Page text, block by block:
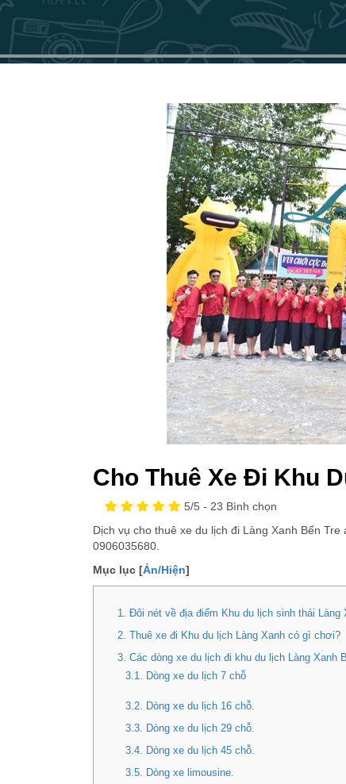
Cho Thuê Xe Đi Khu
5/5 - 23 Bình chọn
Dịch vụ cho thuê xe du lịch đi Làng Xanh Bến
0906035680.
Mục lục [Ản/Hiện]
1. Đôi nét về địa điểm Khu du lịch sinh thái Làng
2. Thuê xe đi Khu du lịch Làng Xanh có gì chơi?
3. Các dòng xe du lịch đi khu du lịch Làng Xanh
3.1. Dòng xe du lịch 7 chỗ
3.2. Dòng xe du lịch 16 chỗ.
3.3. Dòng xe du lịch 29 chỗ.
3.4. Dòng xe du lịch 45 chỗ.
3.5. Dòng xe limousine.